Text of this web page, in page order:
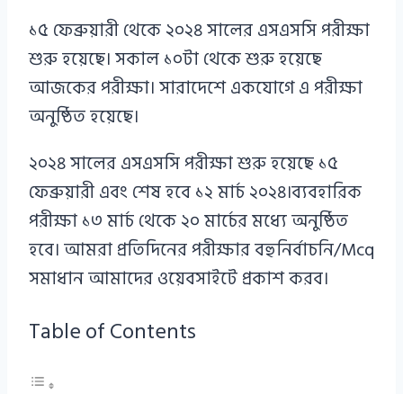
১৫ ফেব্রুয়ারী থেকে ২০২৪ সালের এসএসসি পরীক্ষা
শুরু হয়েছে। সকাল ১০টা থেকে শুরু হয়েছে
আজকের পরীক্ষা। সারাদেশে একযোগে এ পরীক্ষা
অনুষ্ঠিত হয়েছে।
২০২৪ সালের এসএসসি পরীক্ষা শুরু হয়েছে ১৫
ফেব্রুয়ারী এবং শেষ হবে ১২ মার্চ ২০২৪।ব্যবহারিক
পরীক্ষা ১৩ মার্চ থেকে ২০ মার্চের মধ্যে অনুষ্ঠিত
হবে। আমরা প্রতিদিনের পরীক্ষার বহুনির্বাচনি/Mcq
সমাধান আমাদের ওয়েবসাইটে প্রকাশ করব।
Table of Contents